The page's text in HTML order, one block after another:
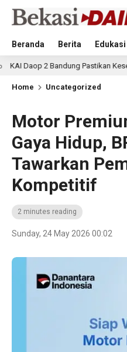
Beranda Berita Edukasi
Pastikan Keselamatan
Home Uncategorized
Motor
Gaya Hidup,
Tawarkan
Kompetitif
2 minutes reading
Sunday, 24 May 2026 00:02